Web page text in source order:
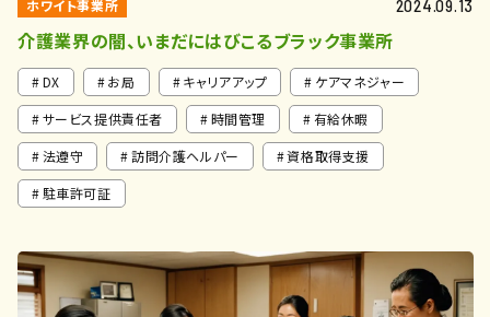
ホワイト事業所 2024.09.13
介護業界の闇、いまだにはびこるブラック事業所
DX お局 キャリアアップ
ケアマネジャー
サービス提供責任者
時間管理
有給休暇
法遵守
訪問介護ヘルパー
資格取得支援
駐車許可証